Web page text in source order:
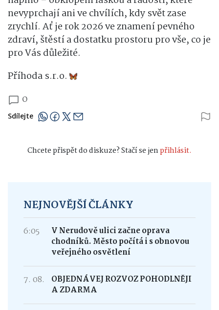
nevyprchají ani ve chvílích, kdy svět zase
zrychlí. Ať je rok 2026 ve znamení pevného
zdraví, štěstí a dostatku prostoru pro vše, co je
pro Vás důležité.
Příhoda s.r.o.
0
Sdílejte
Chcete přispět do diskuze? Stačí se jenpřihlásit.
NEJNOVĚJŠÍ ČLÁNKY
6:05
V Nerudově ulici začne oprava
chodníků. Město počítá i s obnovou
veřejného osvětlení
7. 08.
OBJEDNÁVEJ ROZVOZ POHODLNĚJI
A ZDARMA